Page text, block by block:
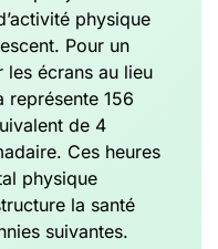
physique
Pour un
les écrans au lieu
représente 156
de 4
Ces heures
physique
la santé
suivantes.